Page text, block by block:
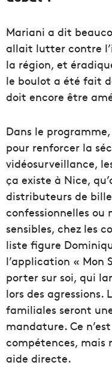
Mariani a dit
allait lutter contre
la région, et
le boulot a été fait
doit encore être
Dans le
pour renforcer la
vidéosurveillance,
ça existe à Nice,
distributeurs de
confessionnelles ou
sensibles, chez les
liste figure
l’application « Mon
porter sur soi, qui
lors des agressions.
familiales seront
mandature. Ce
compétences, mais
aide directe.